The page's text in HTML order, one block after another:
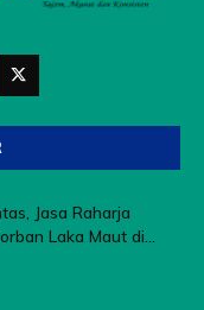
Jasa Raharja
Laka Maut di...